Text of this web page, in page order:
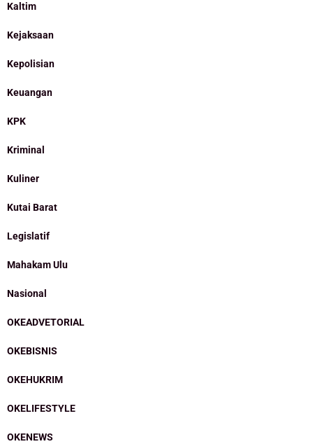
Kaltim
Kejaksaan
Kepolisian
Keuangan
KPK
Kriminal
Kuliner
Kutai Barat
Legislatif
Mahakam Ulu
Nasional
OKEADVETORIAL
OKEBISNIS
OKEHUKRIM
OKELIFESTYLE
OKENEWS